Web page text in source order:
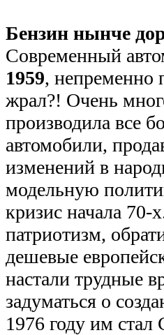
Бензин нынче
Современный
1959, непременно
жрал?! Очень
производила все
автомобили,
изменений в
модельную
кризис начала
патриотизм,
дешевые
настали трудные
задуматься о
1976 году им